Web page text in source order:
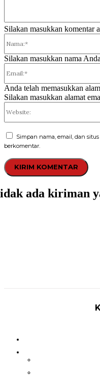
Silakan masukkan komentar
Silakan masukkan nama
Anda telah memasukkan
Silakan masukkan alamat
Simpan nama, email, dan
berkomentar.
ada kiriman